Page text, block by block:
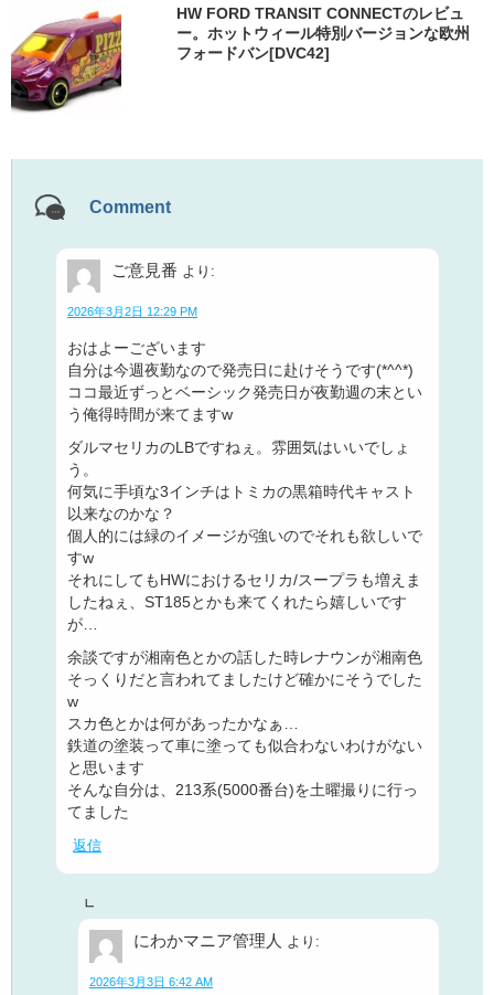
HW FORD TRANSIT CONNECTのレビュ
ー。ホットウィール特別バージョンな欧州
フォードバン[DVC42]
Comment
ご意見番 より:
2026年3月2日 12:29 PM
おはよーございます
自分は今週夜勤なので発売日に赴けそうです(*^^*)
ココ最近ずっとベーシック発売日が夜勤週の末とい
う俺得時間が来てますw
ダルマセリカのLBですねぇ。雰囲気はいいでしょ
う。
何気に手頃な3インチはトミカの黒箱時代キャスト
以来なのかな？
個人的には緑のイメージが強いのでそれも欲しいで
すw
それにしてもHWにおけるセリカ/スープラも増えま
したねぇ、ST185とかも来てくれたら嬉しいです
が…
余談ですが湘南色とかの話した時レナウンが湘南色
そっくりだと言われてましたけど確かにそうでした
w
スカ色とかは何があったかなぁ…
鉄道の塗装って車に塗っても似合わないわけがない
と思います
そんな自分は、213系(5000番台)を土曜撮りに行っ
てました
返信
にわかマニア管理人 より:
2026年3月3日 6:42 AM